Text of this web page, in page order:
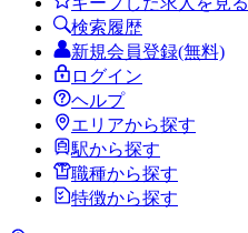
検索履歴
新規会員登録(無料)
ログイン
ヘルプ
エリアから探す
駅から探す
職種から探す
特徴から探す